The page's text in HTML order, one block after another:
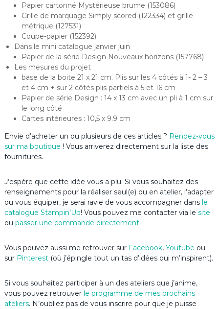
Papier cartonné Mystérieuse brume (153086)
Grille de marquage Simply scored (122334) et grille
métrique (127531)
Coupe-papier (152392)
Dans le mini catalogue janvier juin
Papier de la série Design Nouveaux horizons (157768)
Les mesures du projet
base de la boite 21 x 21 cm. Plis sur les 4 côtés à 1- 2 – 3
et 4 cm + sur 2 côtés plis partiels à 5 et 16 cm
Papier de série Design : 14 x 13 cm avec un pli à 1 cm sur
le long côté
Cartes intérieures : 10,5 x 9.9 cm
Envie d’acheter un ou plusieurs de ces articles ? Rendez-vous
sur ma boutique ! Vous arriverez directement sur la liste des
fournitures.
J’espère que cette idée vous a plu. Si vous souhaitez des
renseignements pour la réaliser seul(e) ou en atelier, l’adapter
ou vous équiper, je serai ravie de vous accompagner dans le
catalogue Stampin’Up! Vous pouvez me contacter via le site
ou passer une commande directement.
Vous pouvez aussi me retrouver sur Facebook, Youtube ou
sur Pinterest (où j’épingle tout un tas d’idées qui m’inspirent).
Si vous souhaitez participer à un des ateliers que j’anime,
vous pouvez retrouverle programme de mes prochains
ateliers. N’oubliez pas de vous inscrire pour que je puisse